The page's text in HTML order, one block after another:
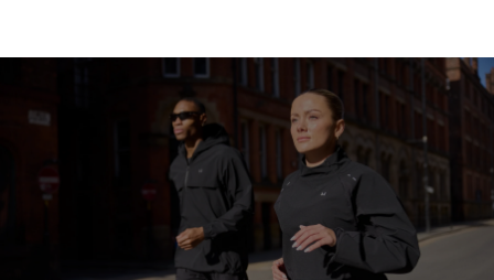
18/04/16 VON MYPROTEIN